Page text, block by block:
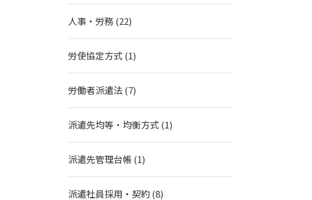
人事・労務 (22)
労使協定方式(1)
労働者派遣法(7)
派遣先均等・均衡方式(1)
派遣先管理台帳 (1)
派遣社員採用・契約(8)